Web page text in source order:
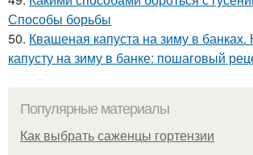
Способы борьбы
50. Квашеная капуста на зиму в банках.
капусту на зиму в банке: пошаговый
Популярные материалы
Как выбрать саженцы гортензии